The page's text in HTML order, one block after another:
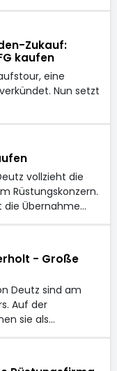
Zukauf:
kaufen
eine
Nun setzt
vollzieht die
Rüstungskonzern.
die Übernahme…
erholt - Große
Deutz sind am
Auf der
sie als…